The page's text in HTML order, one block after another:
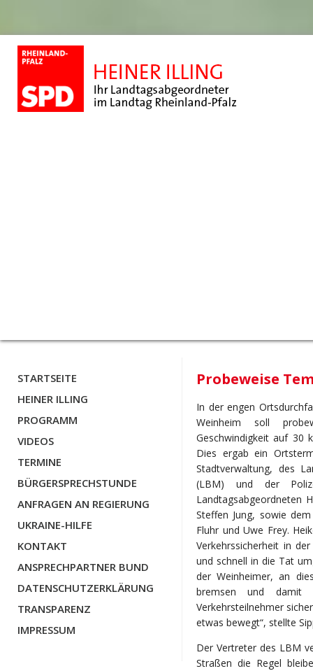
STARTSEITE
HEINER ILLING
PROGRAMM
VIDEOS
TERMINE
BÜRGERSPRECHSTUNDE
ANFRAGEN AN REGIERUNG
UKRAINE-HILFE
KONTAKT
ANSPRECHPARTNER BUND
DATENSCHUTZERKLÄRUNG
TRANSPARENZ
IMPRESSUM
Probeweise
In der engen
Weinheim soll
Geschwindigkeit auf 30
Dies ergab ein
Stadtverwaltung, des
(LBM) und der
Landtagsabgeordneten
Steffen Jung, sowie
Fluhr und Uwe Frey.
Verkehrssicherheit in
und schnell in die Tat
der Weinheimer, an
bremsen und damit
Verkehrsteilnehmer
etwas bewegt“, stellte
Der Vertreter des LBM
Straßen die Regel